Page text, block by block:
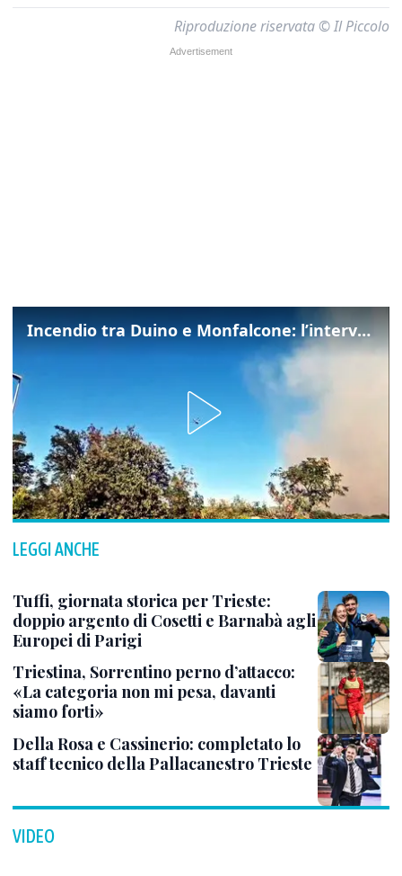
Riproduzione riservata © Il Piccolo
Incendio tra Duino e Monfalcone: l’intervento dei vigili del fuoco
LEGGI ANCHE
Tuffi, giornata storica per Trieste:
doppio argento di Cosetti e Barnabà agli
Europei di Parigi
Triestina, Sorrentino perno d’attacco:
«La categoria non mi pesa, davanti
siamo forti»
Della Rosa e Cassinerio: completato lo
staff tecnico della Pallacanestro Trieste
VIDEO